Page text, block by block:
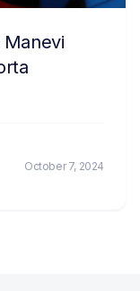
Manevi
October 7, 2024